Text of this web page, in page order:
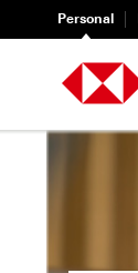
Personal